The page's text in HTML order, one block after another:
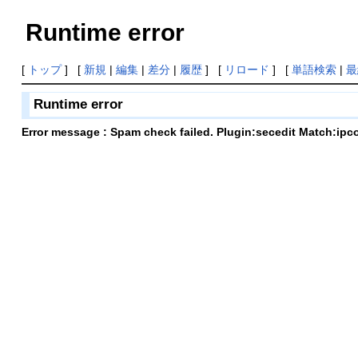
Runtime error
[ トップ] [ 新規 | 編集| 差分| 履歴] [ リロード ] [ 単語検索|
Runtime error
Error message : Spam check failed. Plugin:secedit